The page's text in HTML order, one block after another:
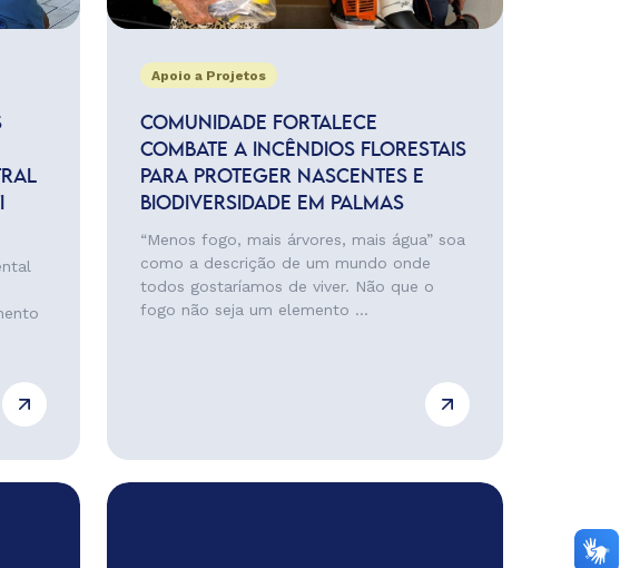
Apoio a Projetos
COMUNIDADE FORTALECE
COMBATE A INCÊNDIOS FLORESTAIS
PARA PROTEGER NASCENTES E
BIODIVERSIDADE EM PALMAS
“Menos fogo, mais árvores, mais água” soa
como a descrição de um mundo onde
todos gostaríamos de viver. Não que o
fogo não seja um elemento ...